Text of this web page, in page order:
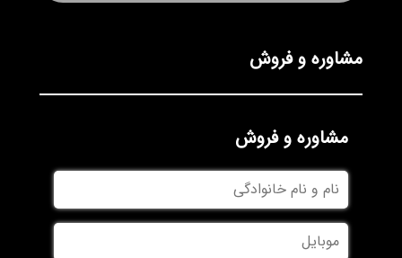
مشاوره و فروش
مشاوره و فروش
نام
و
نام
خانوادگی
موبایل